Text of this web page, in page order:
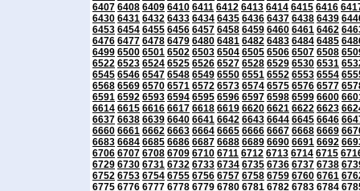
6407 6408 6409 6410 6411 6412 6413 6414 6415 6416
6430 6431 6432 6433 6434 6435 6436 6437 6438 6439
6453 6454 6455 6456 6457 6458 6459 6460 6461 6462
6476 6477 6478 6479 6480 6481 6482 6483 6484 6485
6499 6500 6501 6502 6503 6504 6505 6506 6507 6508
6522 6523 6524 6525 6526 6527 6528 6529 6530 6531
6545 6546 6547 6548 6549 6550 6551 6552 6553 6554
6568 6569 6570 6571 6572 6573 6574 6575 6576 6577
6591 6592 6593 6594 6595 6596 6597 6598 6599 6600
6614 6615 6616 6617 6618 6619 6620 6621 6622 6623
6637 6638 6639 6640 6641 6642 6643 6644 6645 6646
6660 6661 6662 6663 6664 6665 6666 6667 6668 6669
6683 6684 6685 6686 6687 6688 6689 6690 6691 6692
6706 6707 6708 6709 6710 6711 6712 6713 6714 6715
6729 6730 6731 6732 6733 6734 6735 6736 6737 6738
6752 6753 6754 6755 6756 6757 6758 6759 6760 6761
6775 6776 6777 6778 6779 6780 6781 6782 6783 6784